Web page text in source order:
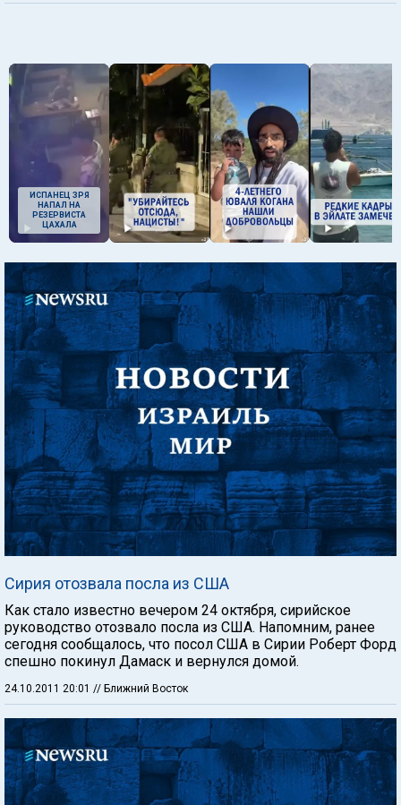
ИСПАНЕЦ ЗРЯ
НАПАЛ НА
РЕЗЕРВИСТА
ЦАХАЛА
Сирия отозвала посла из США
Как стало известно вечером 24 октября, сирийское
руководство отозвало посла из США. Напомним, ранее
сегодня сообщалось, что посол США в Сирии Роберт Форд
спешно покинул Дамаск и вернулся домой.
24.10.2011 20:01 // Ближний Восток